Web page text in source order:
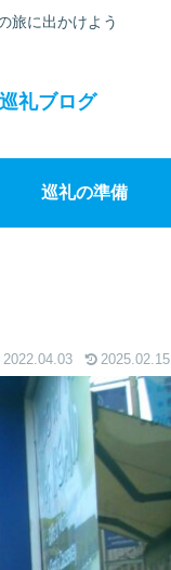
旅に出かけよう
礼ブログ
巡礼の準備
2022.04.03 2025.02.15